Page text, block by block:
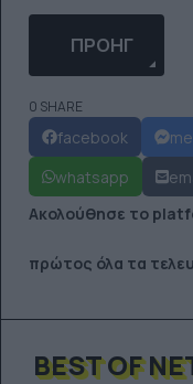
ΠΡΟΗΓ
0 SHARE
facebook
whatsapp
Ακολούθησε το
πρώτος όλα τα
BEST OF